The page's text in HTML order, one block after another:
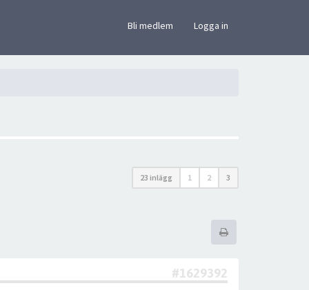
Bli medlem Logga in
23 inlägg 1 2 3
#1629392